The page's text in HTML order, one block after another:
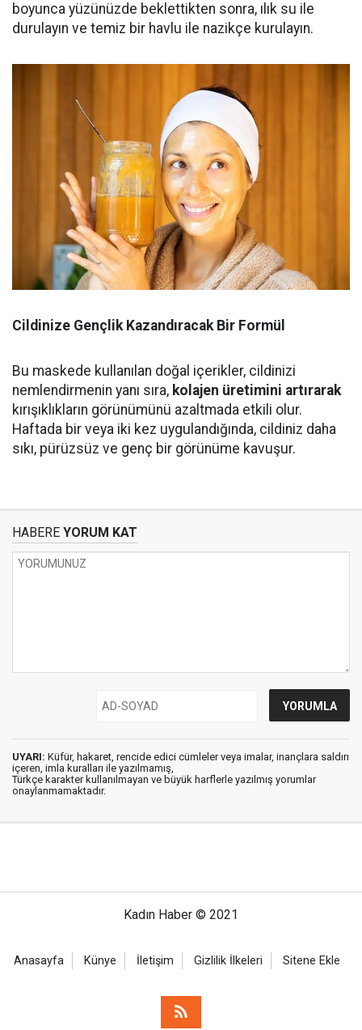
boyunca yüzünüzde beklettikten sonra, ılık su ile
durulayın ve temiz bir havlu ile nazikçe kurulayın.
Cildinize Gençlik Kazandıracak Bir Formül
Bu maskede kullanılan doğal içerikler, cildinizi
nemlendirmenin yanı sıra, kolajen üretimini artırarak
kırışıklıkların görünümünü azaltmada etkili olur.
Haftada bir veya iki kez uygulandığında, cildiniz daha
sıkı, pürüzsüz ve genç bir görünüme kavuşur.
HABERE YORUM KAT
UYARI: Küfür, hakaret, rencide edici cümleler veya imalar, inançlara saldırı
içeren, imla kuralları ile yazılmamış,
Türkçe karakter kullanılmayan ve büyük harflerle yazılmış yorumlar
onaylanmamaktadır.
Kadın Haber © 2021
Anasayfa Künye İletişim Gizlilik İlkeleri Sitene Ekle